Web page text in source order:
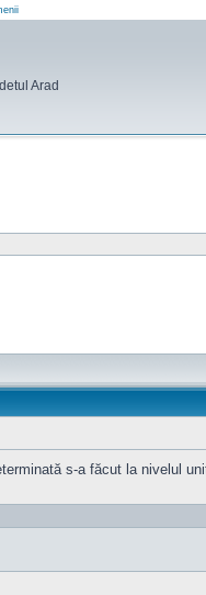
Arad
s-a făcut la nivelul